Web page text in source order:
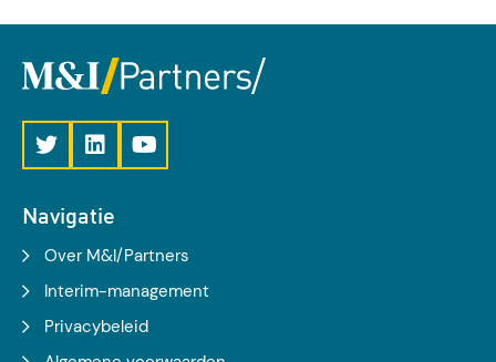
Navigatie
Over M&I/Partners
Interim-management
Privacybeleid